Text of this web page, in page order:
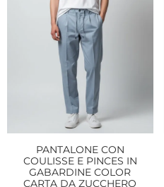
PANTALONE CON
COULISSE E PINCES IN
GABARDINE COLOR
CARTA DA ZUCCHERO